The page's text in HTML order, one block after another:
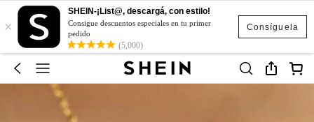
Consíguela
×
SHEIN-¡List@, descargá, con estilo!
Consigue descuentos especiales en tu primer
pedido
(5,000)